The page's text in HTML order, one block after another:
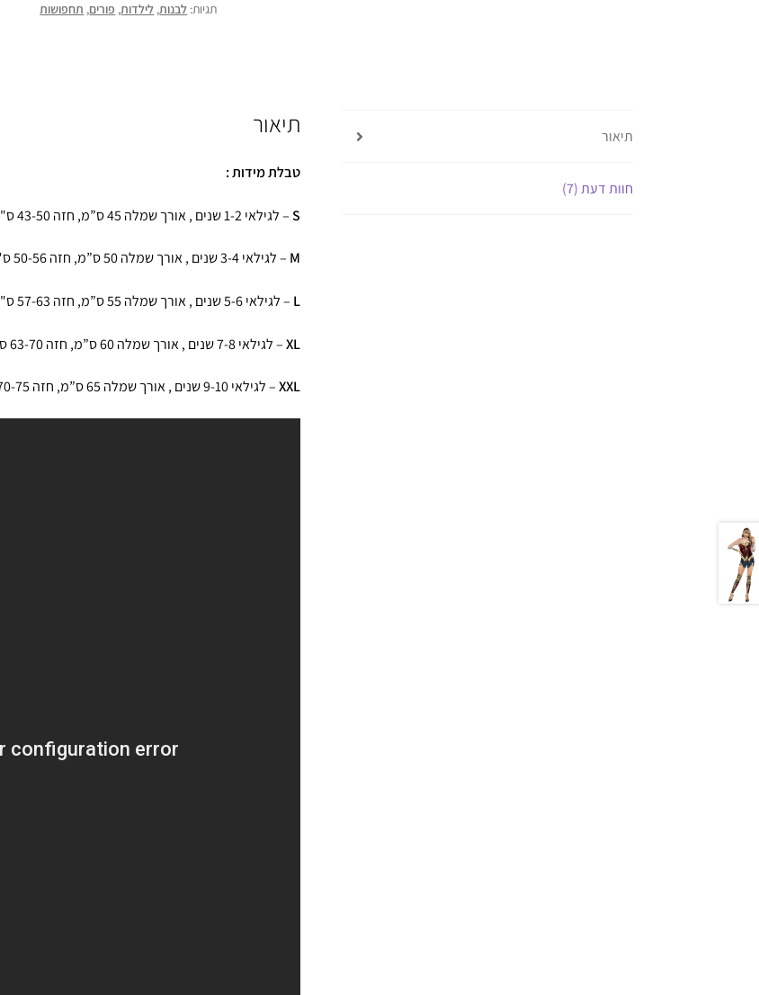
תגיות: לבנות, לילדות, פורים, תחפושות
תיאור
חוות דעת (7)
תיאור
טבלת מידות :
S– לגילאי 1-2 שנים , אורך שמלה 45 ס”מ, חזה 43-50 ס"מ, גובה מומלץ: 80-90 ס”מ
M – לגילאי 3-4 שנים , אורך שמלה 50 ס”מ, חזה 50-56 ס"מ, גובה מומלץ: 90-100 ס”מ
L – לגילאי 5-6 שנים , אורך שמלה 55 ס”מ, חזה 57-63 ס"מ, גובה מומלץ: 110-120 ס”מ
XL– לגילאי 7-8 שנים , אורך שמלה 60 ס”מ, חזה 63-70 ס"מ, גובה מומלץ: 130-140 ס”מ
XXL– לגילאי 9-10 שנים , אורך שמלה 65 ס”מ, חזה 70-75 ס"מ, גובה מומלץ: 140-150 ס”מ